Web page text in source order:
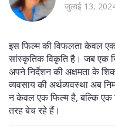
जुलाई 13,
इस फिल्म की विफलता केवल
सांस्कृतिक विकृति है। जब एक
अपने निर्देशन की अक्षमता के
व्यवसाय की अर्थव्यवस्था अब
न केवल एक फिल्म है, बल्कि एक
तरह बेच रहे हैं।